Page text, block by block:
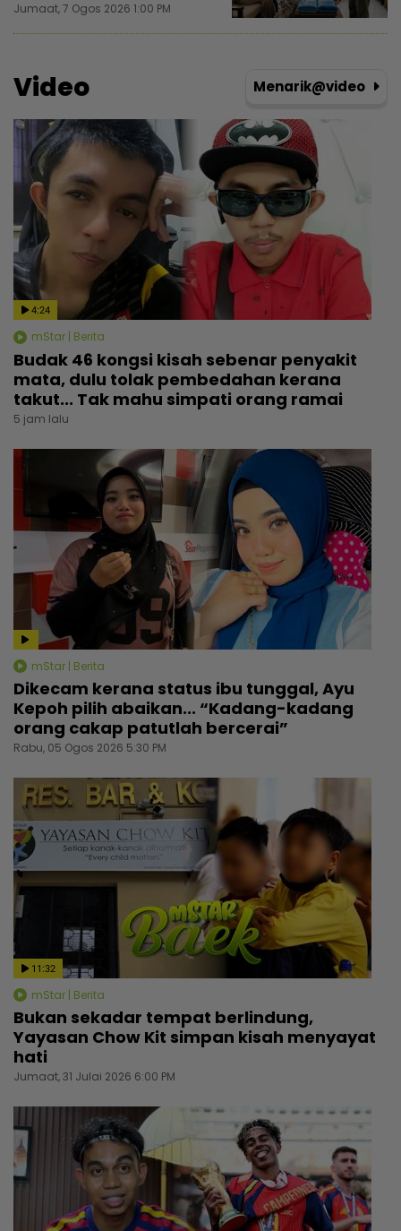
Jumaat, 7 Ogos 2026 1:00 PM
Video Menarik@video
4:24
mStar | Berita
Budak 46 kongsi kisah sebenar penyakit
mata, dulu tolak pembedahan kerana
takut... Tak mahu simpati orang ramai
5 jam lalu
mStar | Berita
Dikecam kerana status ibu tunggal, Ayu
Kepoh pilih abaikan... “Kadang-kadang
orang cakap patutlah bercerai”
Rabu, 05 Ogos 2026 5:30 PM
11:32
mStar | Berita
Bukan sekadar tempat berlindung,
Yayasan Chow Kit simpan kisah menyayat
hati
Jumaat, 31 Julai 2026 6:00 PM